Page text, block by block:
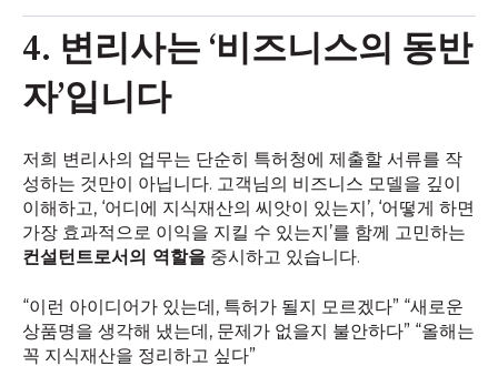
4. 변리사는 ‘비즈니스의 동반
자’입니다
저희 변리사의 업무는 단순히 특허청에 제출할 서류를 작
성하는 것만이 아닙니다. 고객님의 비즈니스 모델을 깊이
이해하고, ‘어디에 지식재산의 씨앗이 있는지’, ‘어떻게 하면
가장 효과적으로 이익을 지킬 수 있는지’를 함께 고민하는
컨설턴트로서의 역할을 중시하고 있습니다.
“이런 아이디어가 있는데, 특허가 될지 모르겠다” “새로운
상품명을 생각해 냈는데, 문제가 없을지 불안하다” “올해는
꼭 지식재산을 정리하고 싶다”